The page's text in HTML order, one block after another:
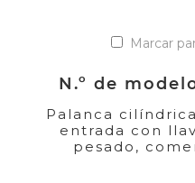
Marcar
N.º de
Palanca
entrada con
pesado,